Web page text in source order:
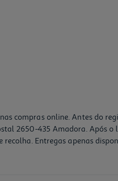
compras online. Antes do
2650-435 Amadora. Após
Entregas apenas